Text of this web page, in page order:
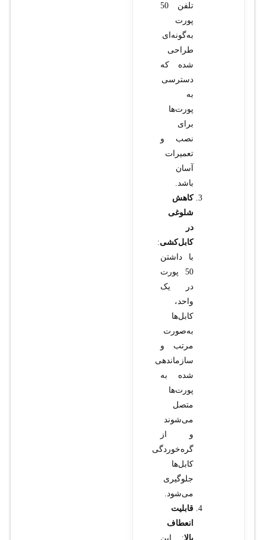
تلفن 50
پورت
به‌گونه‌ای
طراحی
شده که
دسترسی
به
پورت‌ها
برای
نصب و
تعمیرات
آسان
باشد.
کاهش
شلوغی
در
کابل‌کشی:
با داشتن
50 پورت
در یک
واحد،
کابل‌ها
به‌صورت
مرتب و
سازماندهی
شده به
پورت‌ها
متصل
می‌شوند
و از
گره‌خوردگی
کابل‌ها
جلوگیری
می‌شود.
قابلیت
انعطاف
بالا: این